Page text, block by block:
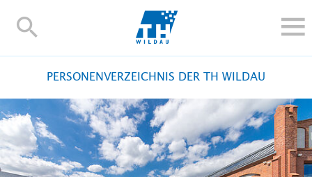
TH-
FORSCHUNG UND TRANSFER
ALUMNI
HOCHSCHULE
PERSONENVERZEICHNIS DER TH WILDAU